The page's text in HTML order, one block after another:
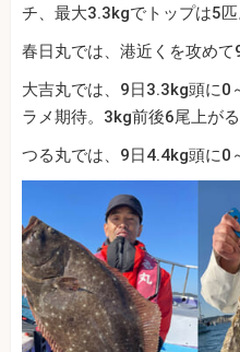
チ、最大3.3kgでトップは5匹
春日丸では、港近くを攻めて
大吉丸では、9日3.3kg頭に0
ラメ期待。3kg前後6尾上がる
つる丸では、9日4.4kg頭に0